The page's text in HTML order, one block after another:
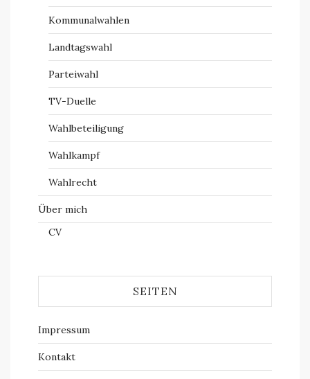
Kommunalwahlen
Landtagswahl
Parteiwahl
TV-Duelle
Wahlbeteiligung
Wahlkampf
Wahlrecht
Über mich
CV
SEITEN
Impressum
Kontakt